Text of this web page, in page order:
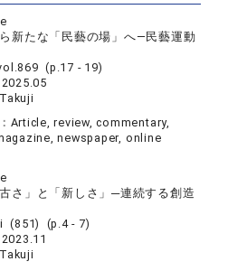
新たな「民藝の場」へ—民藝運動
(p.17 - 19)
2025.05
Article, review, commentary,
newspaper, online
さ」と「新しさ」─連続する創造
(851) (p.4 - 7)
2023.11